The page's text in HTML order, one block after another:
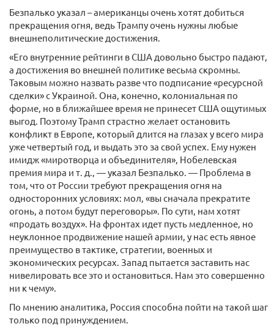
Безпалько указал – американцы очень хотят добиться
прекращения огня, ведь Трампу очень нужны любые
внешнеполитические достижения.
«Его внутренние рейтинги в США довольно быстро падают,
а достижения во внешней политике весьма скромны.
Таковым можно назвать разве что подписание «ресурсной
сделки» с Украиной. Она, конечно, колониальная по
форме, но в ближайшее время не принесет США ощутимых
выгод. Поэтому Трамп страстно желает остановить
конфликт в Европе, который длится на глазах у всего мира
уже четвертый год, и выдать это за свой успех. Ему нужен
имидж «миротворца и объединителя», Нобелевская
премия мира и т. д., — указал Безпалько. — Проблема в
том, что от России требуют прекращения огня на
односторонних условиях: мол, «вы сначала прекратите
огонь, а потом будут переговоры». По сути, нам хотят
«продать воздух». На фронтах идет пусть медленное, но
неуклонное продвижение нашей армии, у нас есть явное
преимущество в тактике, стратегии, военных и
экономических ресурсах. Запад пытается заставить нас
нивелировать все это и остановиться. Нам это совершенно
ни к чему».
По мнению аналитика, Россия способна пойти на такой шаг
только под принуждением.